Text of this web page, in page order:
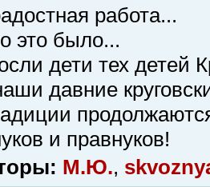
работа...
это было...
дети тех детей
давние
и правнуков!
М.Ю.,